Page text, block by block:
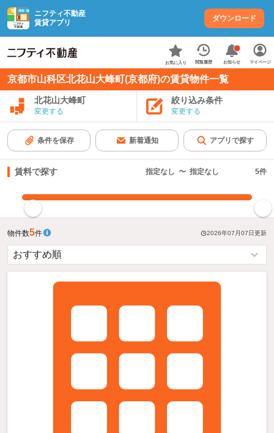
ニフティ不動産
賃貸アプリ
ダウンロード
お気に入り 閲覧履歴 お知らせ マイページ
京都市山科区北花山大峰町(京都府)の賃貸物件一覧
北花山大峰町
変更する
絞り込み条件
変更する
条件を保存 新着通知 アプリで探す
賃料で探す 指定なし 〜 指定なし 5件
物件数5件 2026年07月07日更新